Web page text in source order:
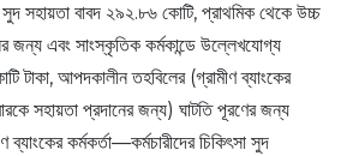
সহায়তা বাবদ ২৯২.৮৬ কোটি, প্রাথমিক থেকে উচ্চ
জন্য এবং সাংস্কৃতিক কর্মকান্ডে উল্লেখযোগ্য
টাকা, আপদকালীন তহবিলের (গ্রামীণ ব্যাংকের
সহায়তা প্রদানের জন্য) ঘাটতি পূরণের জন্য
কর্মকর্তা—কর্মচারীদের চিকিৎসা সুদ